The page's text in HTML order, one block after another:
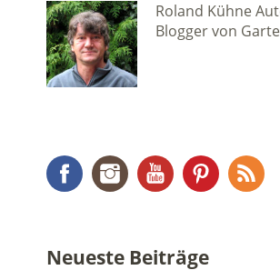
Roland Kühne
Blogger von
FacebookInstagramYouTubePinterest
Neueste Beiträge